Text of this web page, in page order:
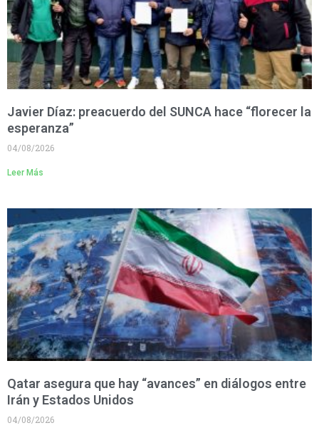
Javier Díaz: preacuerdo del SUNCA hace “florecer la
esperanza”
04/08/2026
Leer Más
Qatar asegura que hay “avances” en diálogos entre
Irán y Estados Unidos
04/08/2026